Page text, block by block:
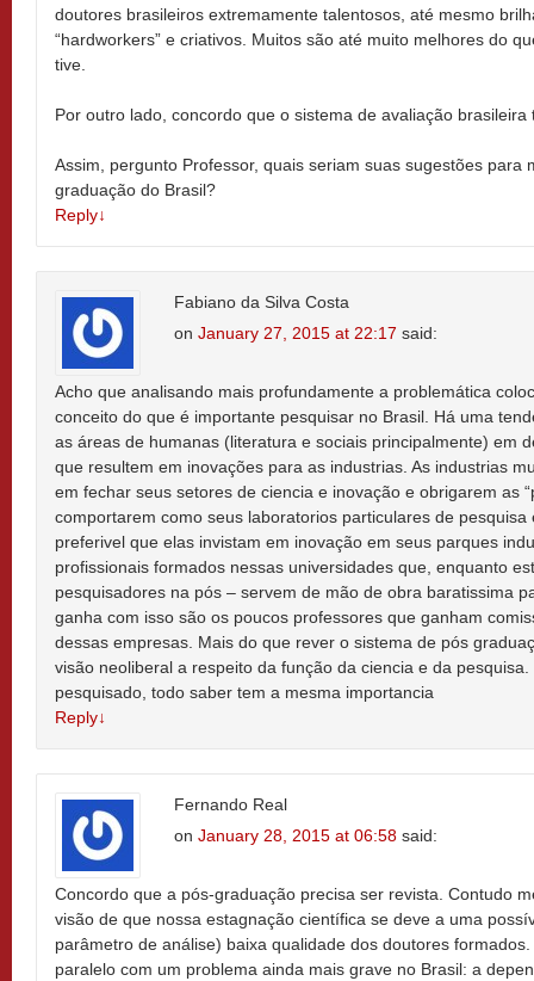
doutores brasileiros extremamente talentosos, até mesmo
“hardworkers” e criativos. Muitos são até muito melhores do
tive.
Por outro lado, concordo que o sistema de avaliação
Assim, pergunto Professor, quais seriam suas sugestões para
graduação do Brasil?
Reply↓
Fabiano da Silva Costa
on January 27, 2015 at 22:17 said:
Acho que analisando mais profundamente a problemática
conceito do que é importante pesquisar no Brasil. Há uma
as áreas de humanas (literatura e sociais principalmente) em
que resultem em inovações para as industrias. As industrias
em fechar seus setores de ciencia e inovação e obrigarem as
comportarem como seus laboratorios particulares de
preferivel que elas invistam em inovação em seus parques
profissionais formados nessas universidades que, enquanto
pesquisadores na pós – servem de mão de obra baratissima
ganha com isso são os poucos professores que ganham
dessas empresas. Mais do que rever o sistema de pós
visão neoliberal a respeito da função da ciencia e da
pesquisado, todo saber tem a mesma importancia
Reply↓
Fernando Real
on January 28, 2015 at 06:58 said:
Concordo que a pós-graduação precisa ser revista. Contudo
visão de que nossa estagnação científica se deve a uma
parâmetro de análise) baixa qualidade dos doutores
paralelo com um problema ainda mais grave no Brasil: a